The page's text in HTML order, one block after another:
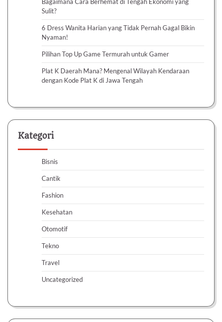
Sulit?
6 Dress Wanita Harian yang Tidak Pernah Gagal Bikin
Nyaman!
Pilihan Top Up Game Termurah untuk Gamer
Plat K Daerah Mana? Mengenal Wilayah Kendaraan
dengan Kode Plat K di Jawa Tengah
Kategori
Bisnis
Cantik
Fashion
Kesehatan
Otomotif
Tekno
Travel
Uncategorized